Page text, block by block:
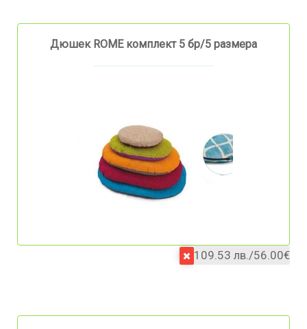
Дюшек ROME комплект 5 бр/5 размера
109.53 лв./56.00€